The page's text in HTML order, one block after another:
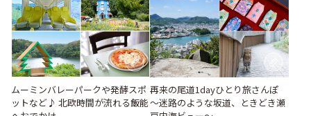
ムーミンバレーパークや発酵スポ
ットなど♪ 北欧時間が流れる飯能
再来の尾道1dayひとり旅さんぽ
～迷路のような坂道、ときどき瀬